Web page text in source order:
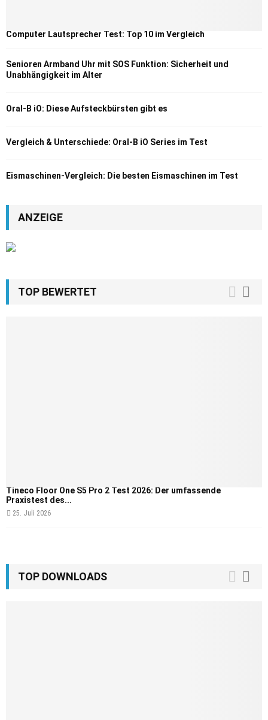
Computer Lautsprecher Test: Top 10 im Vergleich
Senioren Armband Uhr mit SOS Funktion: Sicherheit und
Unabhängigkeit im Alter
Oral-B iO: Diese Aufsteckbürsten gibt es
Vergleich & Unterschiede: Oral-B iO Series im Test
Eismaschinen-Vergleich: Die besten Eismaschinen im Test
ANZEIGE
TOP BEWERTET
Tineco Floor One S5 Pro 2 Test 2026: Der umfassende
Praxistest des...
25. Juli 2026
TOP DOWNLOADS